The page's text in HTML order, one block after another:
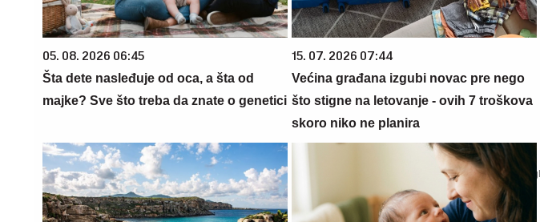
05. 08. 2026 06:45
Šta dete nasleđuje od oca, a šta od
majke? Sve što treba da znate o genetici
15. 07. 2026 07:44
Većina građana izgubi novac pre nego
što stigne na letovanje - ovih 7 troškova
skoro niko ne planira